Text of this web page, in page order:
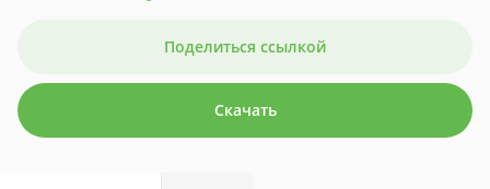
Поделиться ссылкой
Скачать